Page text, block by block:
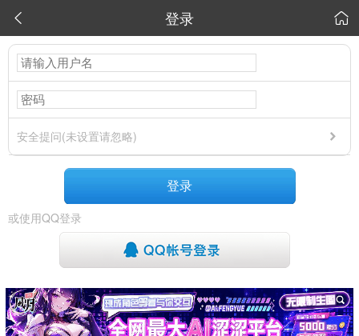
 登录 
安全提问(未设置请忽略)
登录
或使用QQ登录